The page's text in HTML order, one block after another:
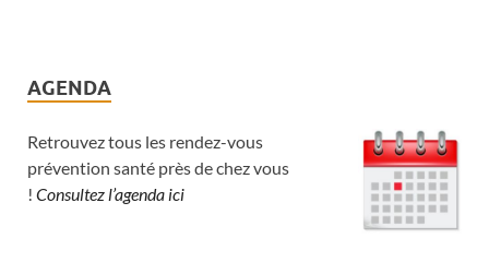
AGENDA
Retrouvez tous les rendez-vous
prévention santé près de chez vous
! Consultez l’agenda ici